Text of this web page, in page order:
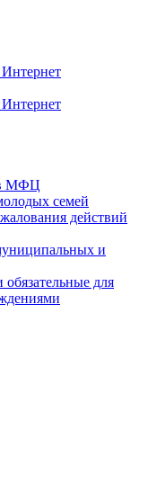
в МФЦ
семей
действий
и
для